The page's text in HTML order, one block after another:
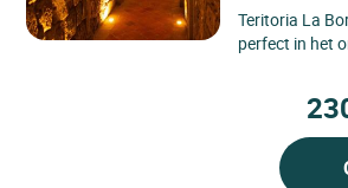
Teritoria La
perfect in het
van